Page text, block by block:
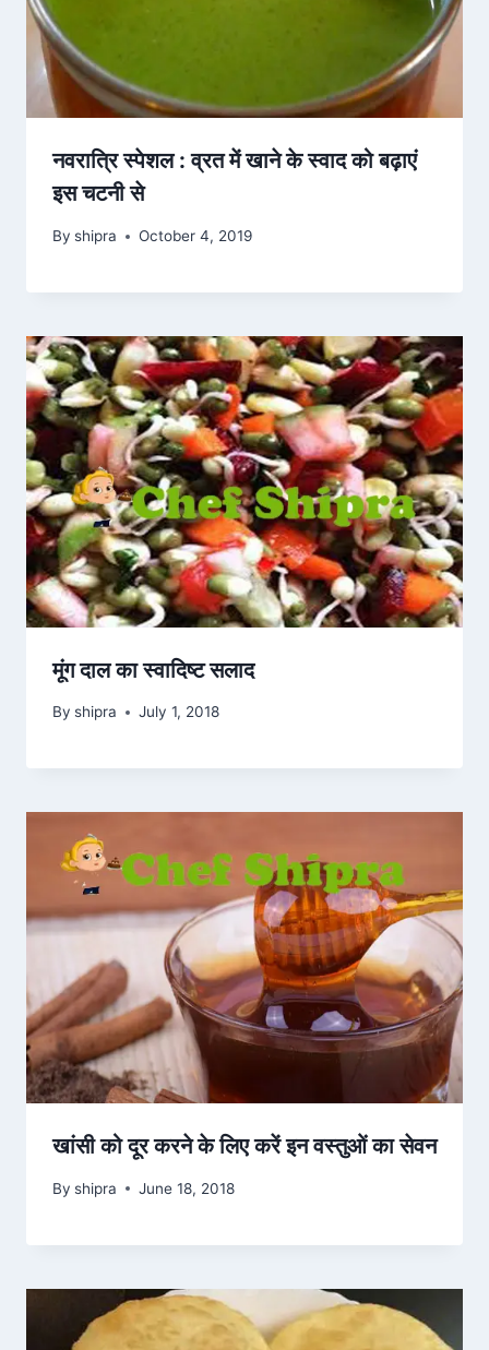
नवरात्रि स्पेशल : व्रत में खाने के स्वाद को बढ़ाएं
इस चटनी से
By shipra October 4, 2019
मूंग दाल का स्वादिष्ट सलाद
By shipra July 1, 2018
खांसी को दूर करने के लिए करें इन वस्तुओं का सेवन
By shipra June 18, 2018